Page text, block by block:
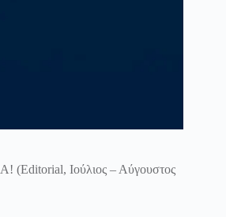
(Editorial, Ιούλιος – Αύγουστος